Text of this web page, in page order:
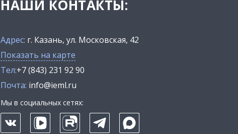
НАШИ КОНТАКТЫ:
Адрес: г. Казань, ул. Московская, 42
Показать на карте
Тел:+7 (843) 231 92 90
Почта: info@ieml.ru
Мы в социальных сетях: